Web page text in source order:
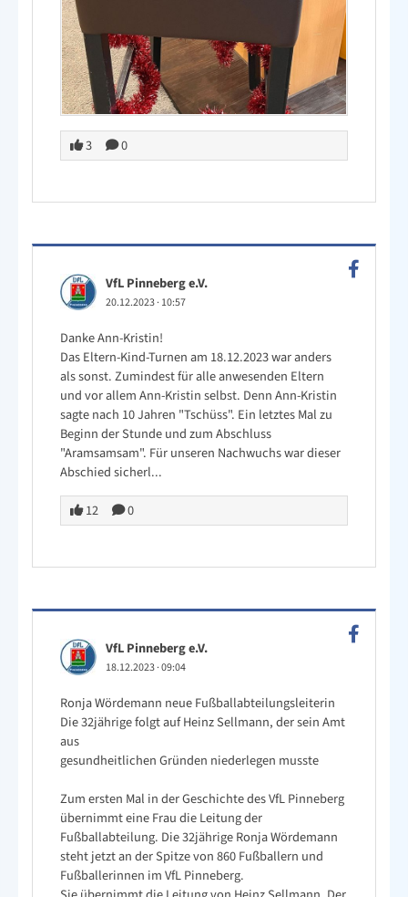
3 0
VfL Pinneberg e.V.
20.12.2023· 10:57
Danke Ann-Kristin!
Das Eltern-Kind-Turnen am 18.12.2023 war anders
als sonst. Zumindest für alle anwesenden Eltern
und vor allem Ann-Kristin selbst. Denn Ann-Kristin
sagte nach 10 Jahren "Tschüss". Ein letztes Mal zu
Beginn der Stunde und zum Abschluss
"Aramsamsam". Für unseren Nachwuchs war dieser
Abschied sicherl...
12
0
VfL Pinneberg e.V.
18.12.2023·09:04
Ronja Wördemann neue Fußballabteilungsleiterin
Die 32jährige folgt auf Heinz Sellmann, der sein Amt
aus
gesundheitlichen Gründen niederlegen musste
Zum ersten Mal in der Geschichte des VfL Pinneberg
übernimmt eine Frau die Leitung der
Fußballabteilung. Die 32jährige Ronja Wördemann
steht jetzt an der Spitze von 860 Fußballern und
Fußballerinnen im VfL Pinneberg.